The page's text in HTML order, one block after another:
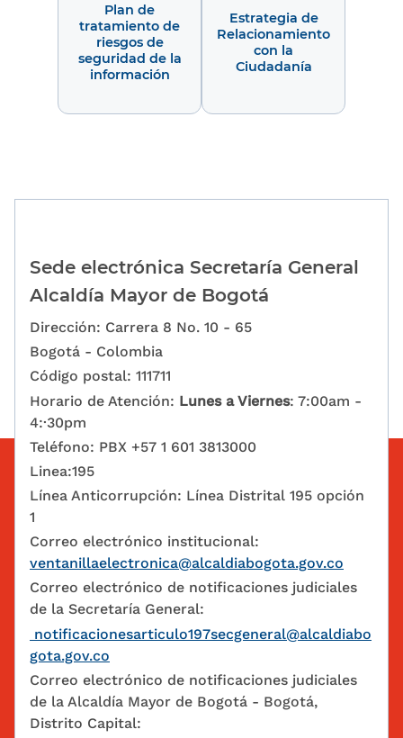
Plan de
tratamiento de
riesgos de
seguridad de la
información
Estrategia de
Relacionamiento
con la
Ciudadanía
Sede electrónica Secretaría General
Alcaldía Mayor de Bogotá
Dirección: Carrera 8 No. 10 - 65
Bogotá - Colombia
Código postal: 111711
Horario de Atención: Lunes a Viernes: 7:00am -
4:·30pm
Teléfono: PBX +57 1 601 3813000
Linea:195
Línea Anticorrupción: Línea Distrital 195 opción
1
Correo electrónico institucional:
ventanillaelectronica@alcaldiabogota.gov.co
Correo electrónico de notificaciones judiciales
de la Secretaría General:
notificacionesarticulo197secgeneral@alcaldiabo
gota.gov.co
Correo electrónico de notificaciones judiciales
de la Alcaldía Mayor de Bogotá - Bogotá,
Distrito Capital: